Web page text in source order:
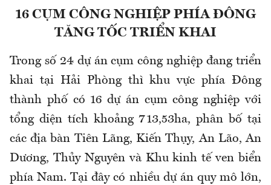
16 CỤM CÔNG NGHIỆP PHÍA ĐÔNG
TĂNG TỐC TRIỂN KHAI
Trong số 24 dự án cụm công nghiệp đang triển
khai tại Hải Phòng thì khu vực phía Đông
thành phố có 16 dự án cụm công nghiệp với
tổng diện tích khoảng 713,53ha, phân bố tại
các địa bàn Tiên Lãng, Kiến Thụy, An Lão, An
Dương, Thủy Nguyên và Khu kinh tế ven biển
phía Nam. Tại đây có nhiều dự án quy mô lớn,